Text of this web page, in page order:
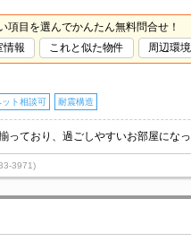
項目を選んでかんたん無料問合せ！
情報 これと似た物件 周辺環境
ット相談可 耐震構造
3971)